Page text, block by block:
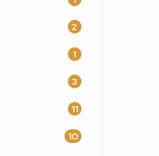
2
1
3
11
10